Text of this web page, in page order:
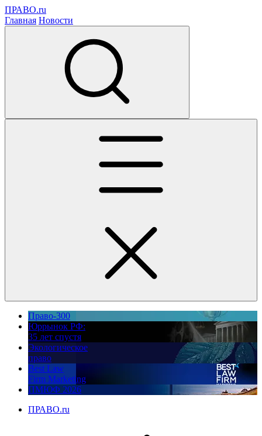
ПРАВО.ru
Главная Новости
Право-300
Юррынок РФ:
35 лет спустя
Экологическое
право
Best Law
Firm Marketing
ПМЮФ 2026
ПРАВО.ru